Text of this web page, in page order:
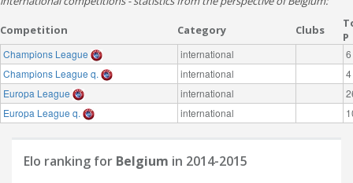
Competition Category Clubs
P
Champions League international
6
Champions League q.
international
4
Europa League
international
Europa League q.
international
Elo ranking for Belgium in 2014-2015